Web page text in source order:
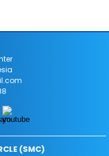
(SMC)